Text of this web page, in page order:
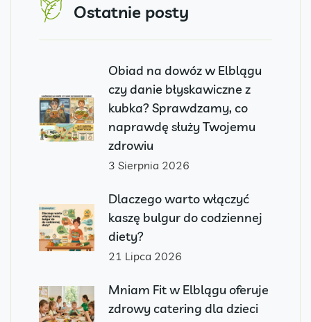
Ostatnie posty
Obiad na dowóz w Elblągu
czy danie błyskawiczne z
kubka? Sprawdzamy, co
naprawdę służy Twojemu
zdrowiu
3 Sierpnia 2026
Dlaczego warto włączyć
kaszę bulgur do codziennej
diety?
21 Lipca 2026
Mniam Fit w Elblągu oferuje
zdrowy catering dla dzieci